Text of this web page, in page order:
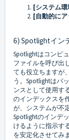
[システム
[自動的に
6) Spotlightイン
Spotlightはコンピ
ファイルを呼び出
ても役立ちますが
う。Spotlightはバ
ンスとして使用す
のインデックスを
が、システムが不
Spotlightのインデ
けるように指示す
を安定化させてみ